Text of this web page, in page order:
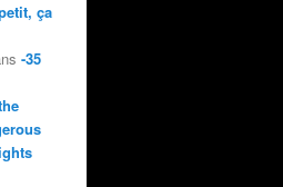
ça
-35